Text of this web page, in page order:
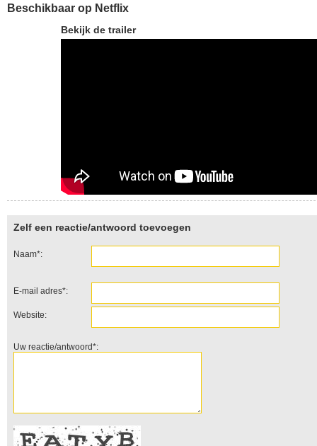
Beschikbaar op Netflix
Bekijk de trailer
Zelf een reactie/antwoord toevoegen
Naam*:
E-mail adres*:
Website:
Uw reactie/antwoord*: